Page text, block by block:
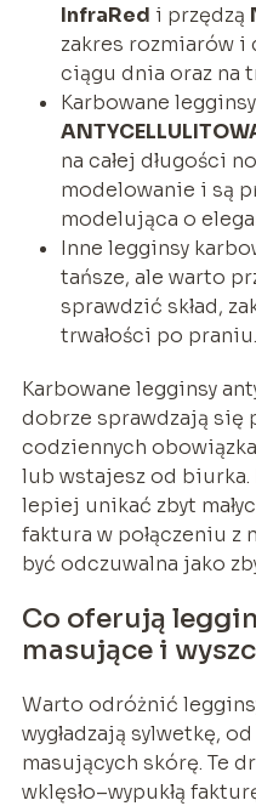
InfraRed i przędzą
zakres rozmiarów i
ciągu dnia oraz na
Karbowane
na całej długości
modelowanie i są
modelująca o
Inne legginsy
tańsze, ale warto
sprawdzić skład,
trwałości po praniu.
Karbowane legginsy
dobrze sprawdzają się
codziennych
lub wstajesz od biurka.
lepiej unikać zbyt
faktura w połączeniu z
być odczuwalna jako
Co oferują
masujące i
Warto odróżnić
wygładzają sylwetkę,
masujących skórę. Te
wklęsło–wypukłą